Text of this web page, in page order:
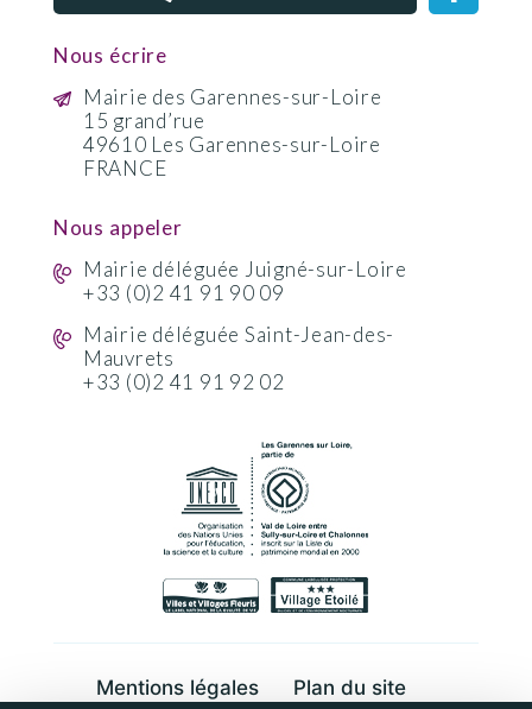
Nous écrire
Mairie des Garennes-sur-Loire
15 grand’rue
49610 Les Garennes-sur-Loire
FRANCE
Nous appeler
Mairie déléguée Juigné-sur-Loire
+33 (0)2 41 91 90 09
Mairie déléguée Saint-Jean-des-
Mauvrets
+33 (0)2 41 91 92 02
Mentions légales Plan du site